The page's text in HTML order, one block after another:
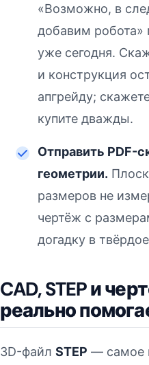
«Возможно, в
добавим робота»
уже сегодня.
и конструкция
апгрейду;
купите дважды.
Отправить PDF-
геометрии.
размеров не
чертёж с
догадку в
CAD, STEP и
реально
3D-файл STEP — самое